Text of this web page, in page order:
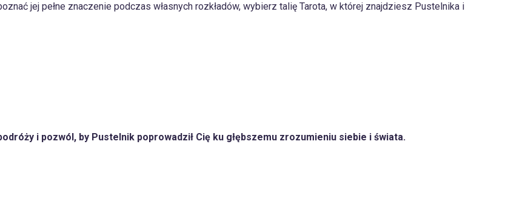
jej pełne znaczenie podczas własnych rozkładów, wybierz talię Tarota, w której znajdziesz Pustelnika i
i pozwól, by Pustelnik poprowadził Cię ku głębszemu zrozumieniu siebie i świata.